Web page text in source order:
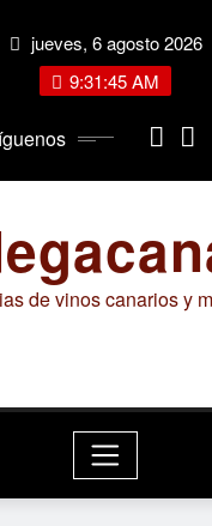
jueves, 6 agosto 2026
9:31:45 AM
de vinos canarios y